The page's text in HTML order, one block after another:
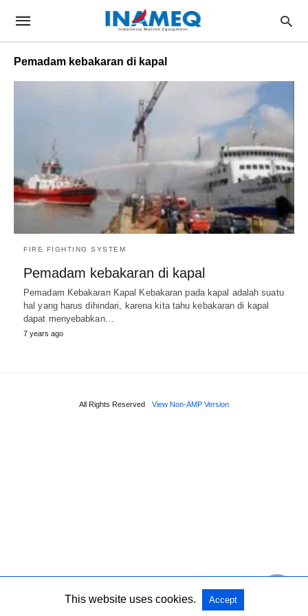
Pemadam kebakaran di kapal
FIRE FIGHTING SYSTEM
Pemadam kebakaran di kapal
Pemadam Kebakaran Kapal Kebakaran pada kapal adalah suatu
hal yang harus dihindari, karena kita tahu kebakaran di kapal
dapat menyebabkan…
7 years ago
All Rights Reserved View Non-AMP Version
This website uses cookies. Accept